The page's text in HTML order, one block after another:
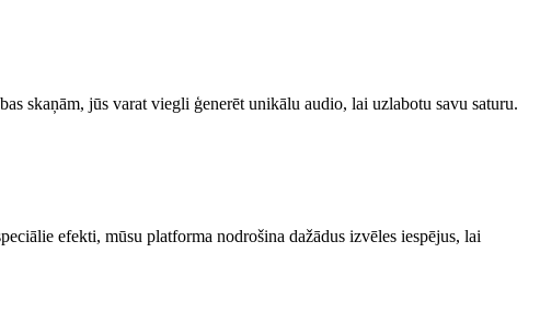
skaņām, jūs varat viegli ģenerēt unikālu audio, lai uzlabotu savu saturu.
efekti, mūsu platforma nodrošina dažādus izvēles iespējus, lai